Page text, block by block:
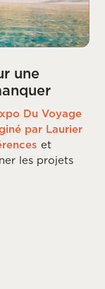
une
Du Voyage
par Laurier
et
les projets